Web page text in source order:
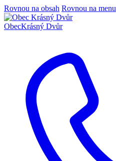
Rovnou na obsah Rovnou na menu
ObecKrásný Dvůr